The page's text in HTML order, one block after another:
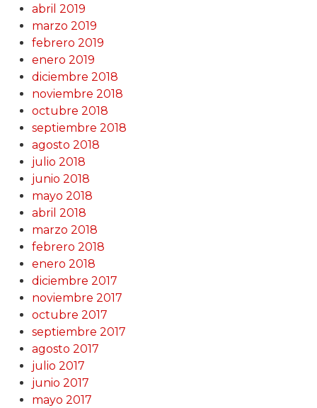
abril 2019
marzo 2019
febrero 2019
enero 2019
diciembre 2018
noviembre 2018
octubre 2018
septiembre 2018
agosto 2018
julio 2018
junio 2018
mayo 2018
abril 2018
marzo 2018
febrero 2018
enero 2018
diciembre 2017
noviembre 2017
octubre 2017
septiembre 2017
agosto 2017
julio 2017
junio 2017
mayo 2017